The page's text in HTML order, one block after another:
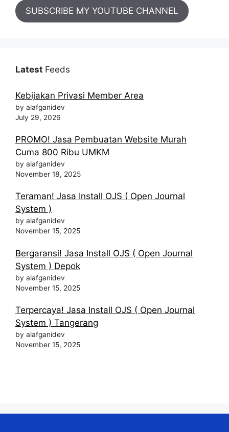
SUBSCRIBE MY YOUTUBE CHANNEL
Latest Feeds
Kebijakan Privasi Member Area
by alafganidev
July 29, 2026
PROMO! Jasa Pembuatan Website Murah
Cuma 800 Ribu UMKM
by alafganidev
November 18, 2025
Teraman! Jasa Install OJS ( Open Journal
System )
by alafganidev
November 15, 2025
Bergaransi! Jasa Install OJS ( Open Journal
System ) Depok
by alafganidev
November 15, 2025
Terpercaya! Jasa Install OJS ( Open Journal
System ) Tangerang
by alafganidev
November 15, 2025